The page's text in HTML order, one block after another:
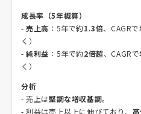
成長率（5年概算）
-売上高 ：5年で約1.3倍、CAGRで
く）
-純利益 ：5年で約2倍超、CAGRで
く）
分析
- 売上は堅調な増収基調。
- 利益は売上以上に伸びており、